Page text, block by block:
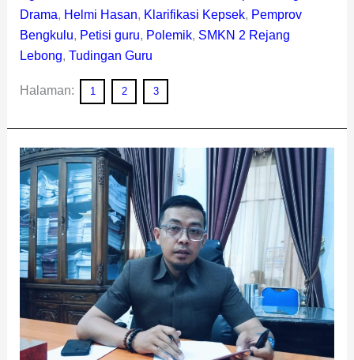
Drama, Helmi Hasan, Klarifikasi Kepsek, Pemprov
Bengkulu, Petisi guru, Polemik, SMKN 2 Rejang
Lebong, Tudingan Guru
Halaman: 1 2 3
Ketua
Komisi
I
DPRD
Rejang
Lebong
Soroti
Polemik
di
SMKN